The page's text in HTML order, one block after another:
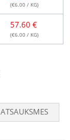
(€6.00 / KG)
57.60 €
(€6.00 / KG)
ATSAUKSMES